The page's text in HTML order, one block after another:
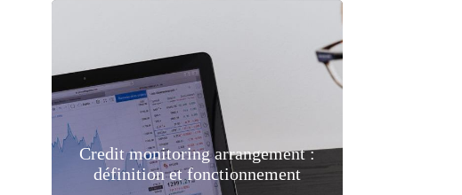
Credit monitoring arrangement :
définition et fonctionnement